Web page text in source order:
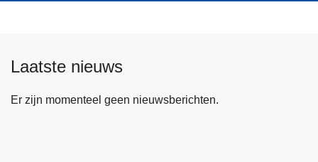
Laatste nieuws
Er zijn momenteel geen nieuwsberichten.